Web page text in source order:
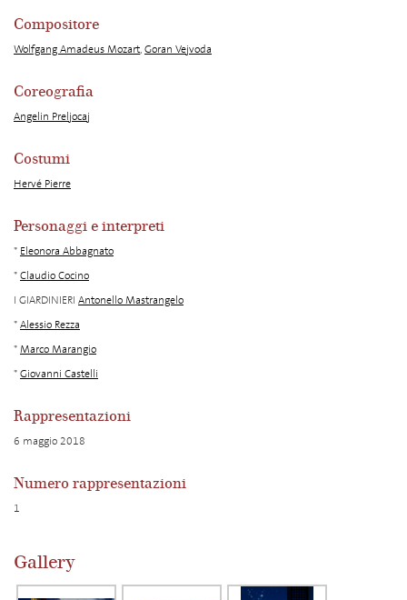
Compositore
Wolfgang Amadeus Mozart,Goran Vejvoda
Coreografia
Angelin Preljocaj
Costumi
Hervé Pierre
Personaggi e interpreti
* Eleonora Abbagnato
*Claudio Cocino
I GIARDINIERI Antonello Mastrangelo
*Alessio Rezza
*Marco Marangio
*Giovanni Castelli
Rappresentazioni
6 maggio 2018
Numero rappresentazioni
1
Gallery